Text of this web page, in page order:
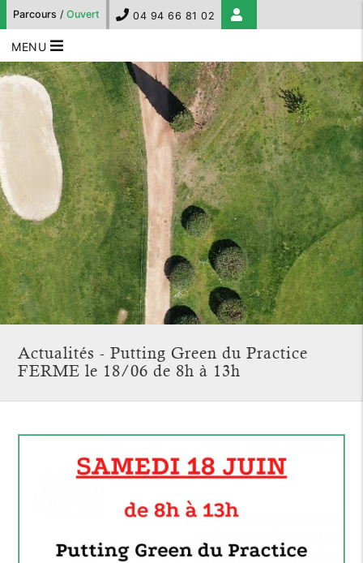
Parcours / Ouvert 04 94 66 81 02
MENU
Actualités - Putting Green du Practice
FERME le 18/06 de 8h à 13h